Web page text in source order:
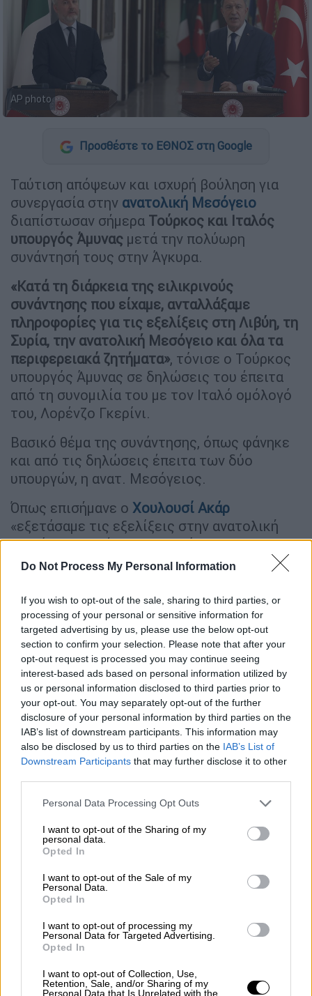
Do Not Process My Personal Information
If you wish to opt-out of the sale, sharing to third parties, or
processing of your personal or sensitive information for
targeted advertising by us, please use the below opt-out
section to confirm your selection. Please note that after your
opt-out request is processed you may continue seeing
interest-based ads based on personal information utilized by
us or personal information disclosed to third parties prior to
your opt-out. You may separately opt-out of the further
disclosure of your personal information by third parties on the
IAB’s list of downstream participants. This information may
also be disclosed by us to third parties on the IAB’s List of
Downstream Participants that may further disclose it to other
Please note that this website/app uses one or more Google
not limited to your visit or usage behaviour. You may click to
grant or deny consent to Google and its third-party tags to
use your data for below specified purposes in below Google
consent section.
Personal Data Processing Opt Outs
I want to opt-out of the Sharing of my
personal data.
Opted In
I want to opt-out of the Sale of my
Personal Data.
Opted In
I want to opt-out of processing my
Personal Data for Targeted Advertising.
Opted In
I want to opt-out of Collection, Use,
Retention, Sale, and/or Sharing of my
Personal Data that Is Unrelated with the
AP photo
Προσθέστε το ΕΘΝΟΣ στη Google
Ταύτιση απόψεων και ισχυρή βούληση για
συνεργασία στην ανατολική Μεσόγειο
διαπίστωσαν σήμερα Τούρκος και Ιταλός
υπουργός Άμυνας μετά την πολύωρη
συνάντησή τους στην Άγκυρα.
«Κατά τη διάρκεια της ειλικρινούς
συνάντησης που είχαμε, ανταλλάξαμε
πληροφορίες για τις εξελίξεις στη Λιβύη, τη
Συρία, την ανατολική Μεσόγειο και όλα τα
περιφερειακά ζητήματα», τόνισε ο Τούρκος
υπουργός Άμυνας σε δηλώσεις του έπειτα
από τη συνομιλία του με τον Ιταλό ομόλογό
του, Λορένζο Γκερίνι.
Βασικό θέμα της συνάντησης, όπως φάνηκε
και από τις δηλώσεις έπειτα των δύο
υπουργών, η ανατ. Μεσόγειος.
Όπως επισήμανε ο Χουλουσί Ακάρ
«εξετάσαμε τις εξελίξεις στην ανατολική
Μεσόγειο, εκθέσαμε τις απόψεις μας,
θέσαμε τα ερωτήματα και τους
θέμα, αλλά δώσαμε και απαντήσεις ο ένας
στον άλλο».
Ως δύο από τις μεγαλύτερες και
σημαντικότερες χώρες στη λεκάνη περιοχή
της Μεσογείου, Ιταλία και Τουρκία,
«διαπιστώσαμε ότι μοιραζόμαστε τις ίδιες
απόψεις σε πολλά θέματα και ότι θα
μπορούσαμε να κάνουμε σημαντικά
πράγματα, αν συνεργαστούμε, για την
προστασία των δικαιωμάτων και των
Χουλουσί Ακάρ, ωφελώντας και το ΝΑΤΟ και
την ΕΕ.
«Θα ήθελα να πω εδώ ότι πιστεύουμε ότι η
αποτελεσματική συνεργασία μεταξύ των δύο
χωρών σε όλους τους τομείς, ειδικά στον
τομέα της άμυνας και της ασφάλειας, τόσο
σε πολιτικό όσο και σε στρατιωτικό
επίπεδο, θα προσφέρει πολύ σημαντικά
ολόκληρη την περιοχή».